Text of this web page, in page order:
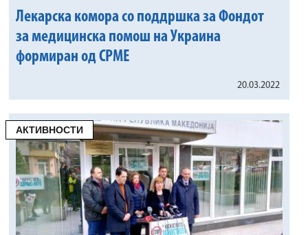
Лекарска комора со поддршка за Фондот
за медицинска помош на Украина
формиран од CPME
20.03.2022
АКТИВНОСТИ